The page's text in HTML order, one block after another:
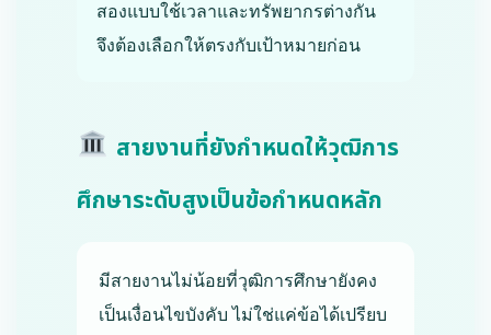
สองแบบใช้เวลาและทรัพยากรต่างกัน
จึงต้องเลือกให้ตรงกับเป้าหมายก่อน
สายงานที่ยังกำหนดให้วุฒิการ
ศึกษาระดับสูงเป็นข้อกำหนดหลัก
มีสายงานไม่น้อยที่วุฒิการศึกษายังคง
เป็นเงื่อนไขบังคับ ไม่ใช่แค่ข้อได้เปรียบ